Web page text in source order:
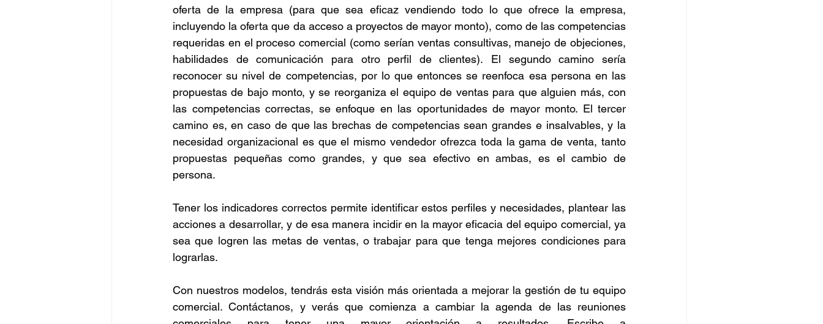
oferta de la empresa (para que sea eficaz vendiendo todo lo que ofrece la empresa,
incluyendo la oferta que da acceso a proyectos de mayor monto), como de las competencias
requeridas en el proceso comercial (como serían ventas consultivas, manejo de objeciones,
habilidades de comunicación para otro perfil de clientes). El segundo camino sería
reconocer su nivel de competencias, por lo que entonces se reenfoca esa persona en las
propuestas de bajo monto, y se reorganiza el equipo de ventas para que alguien más, con
las competencias correctas, se enfoque en las oportunidades de mayor monto. El tercer
camino es, en caso de que las brechas de competencias sean grandes e insalvables, y la
necesidad organizacional es que el mismo vendedor ofrezca toda la gama de venta, tanto
propuestas pequeñas como grandes, y que sea efectivo en ambas, es el cambio de
persona.
Tener los indicadores correctos permite identificar estos perfiles y necesidades, plantear las
acciones a desarrollar, y de esa manera incidir en la mayor eficacia del equipo comercial, ya
sea que logren las metas de ventas, o trabajar para que tenga mejores condiciones para
lograrlas.
Con nuestros modelos, tendrás esta visión más orientada a mejorar la gestión de tu equipo
comercial. Contáctanos, y verás que comienza a cambiar la agenda de las reuniones